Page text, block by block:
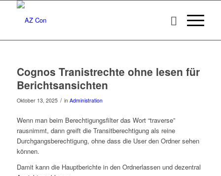
Cognos Tranistrechte ohne lesen für
Berichtsansichten
Oktober 13, 2025 / in Administration
Wenn man beim Berechtigungsfilter das Wort “traverse”
rausnimmt, dann greift die Transitberechtigung als reine
Durchgangsberechtigung, ohne dass die User den Ordner sehen
können.
Damit kann die Hauptberichte in den Ordnerlassen und dezentral